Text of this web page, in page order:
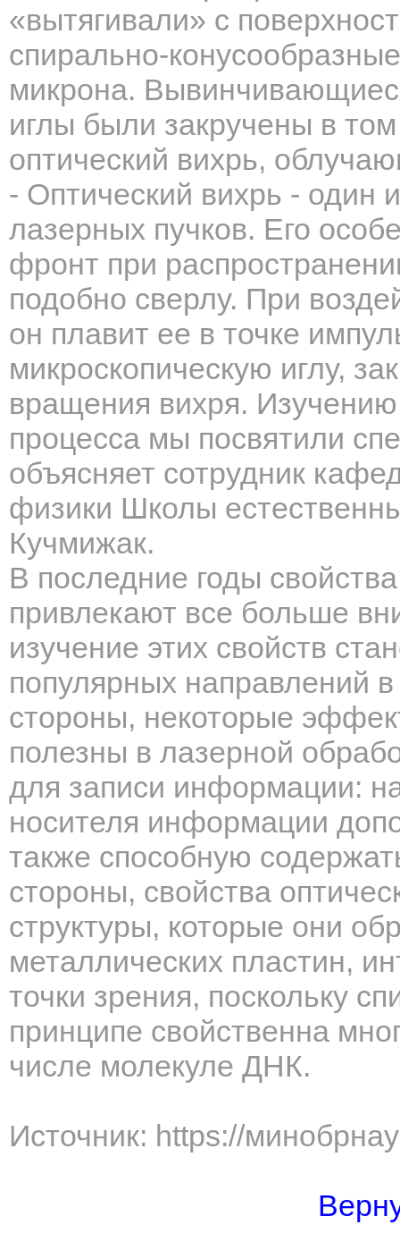
«вытягивали» с
спирально-
микрона.
иглы были закручены в
оптический вихрь,
- Оптический вихрь - один
лазерных пучков. Его
фронт при
подобно сверлу. При
он плавит ее в точке
микроскопическую иглу,
вращения вихря. Изучению
процесса мы посвятили
объясняет сотрудник
физики Школы
Кучмижак.
В последние годы
привлекают все больше
изучение этих свойств
популярных направлений
стороны, некоторые
полезны в лазерной
для записи информации:
носителя информации
также способную
стороны, свойства
структуры, которые они
металлических пластин,
точки зрения, поскольку
принципе свойственна
числе молекуле ДНК.
Источник: https://